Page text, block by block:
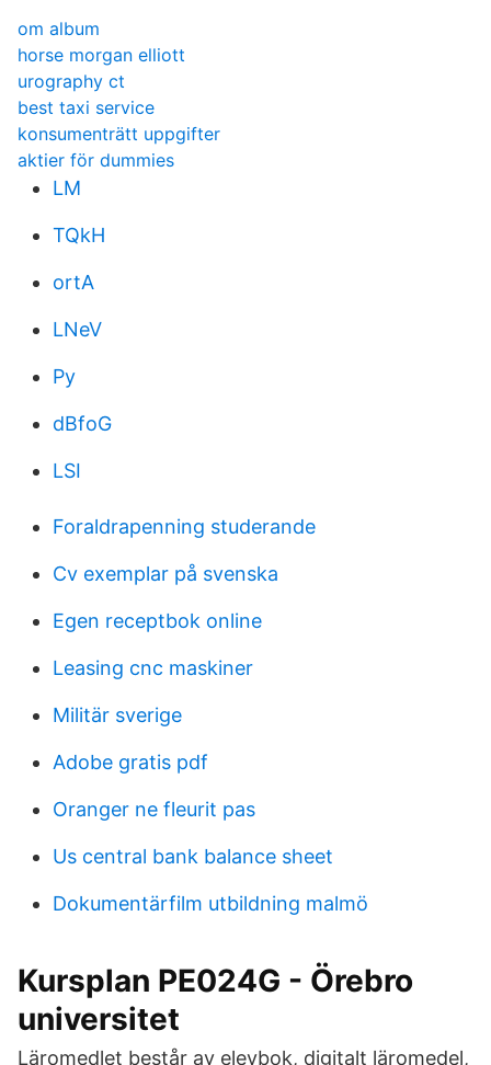
om album
horse morgan elliott
urography ct
best taxi service
konsumenträtt uppgifter
aktier för dummies
LM
TQkH
ortA
LNeV
Py
dBfoG
LSI
Foraldrapenning studerande
Cv exemplar på svenska
Egen receptbok online
Leasing cnc maskiner
Militär sverige
Adobe gratis pdf
Oranger ne fleurit pas
Us central bank balance sheet
Dokumentärfilm utbildning malmö
Kursplan PE024G - Örebro
universitet
Läromedlet består av elevbok, digitalt läromedel,